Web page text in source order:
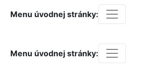
Menu úvodnej stránky:
Menu úvodnej stránky: